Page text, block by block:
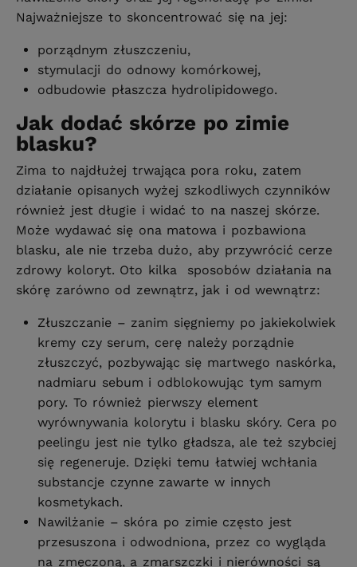
Najważniejsze to skoncentrować się na jej:
porządnym złuszczeniu,
stymulacji do odnowy komórkowej,
odbudowie płaszcza hydrolipidowego.
Jak dodać skórze po zimie
blasku?
Zima to najdłużej trwająca pora roku, zatem
działanie opisanych wyżej szkodliwych czynników
również jest długie i widać to na naszej skórze.
Może wydawać się ona matowa i pozbawiona
blasku, ale nie trzeba dużo, aby przywrócić cerze
zdrowy koloryt. Oto kilka sposobów działania na
skórę zarówno od zewnątrz, jak i od wewnątrz:
Złuszczanie – zanim sięgniemy po jakiekolwiek
kremy czy serum, cerę należy porządnie
złuszczyć, pozbywając się martwego naskórka,
nadmiaru sebum i odblokowując tym samym
pory. To również pierwszy element
wyrównywania kolorytu i blasku skóry. Cera po
peelingu jest nie tylko gładsza, ale też szybciej
się regeneruje. Dzięki temu łatwiej wchłania
substancje czynne zawarte w innych
kosmetykach.
Nawilżanie – skóra po zimie często jest
przesuszona i odwodniona, przez co wygląda
na zmęczoną, a zmarszczki i nierówności są